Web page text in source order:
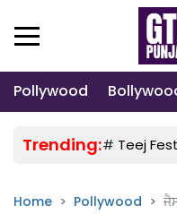
Pollywood
Trending:# Teej
Home Pollywood